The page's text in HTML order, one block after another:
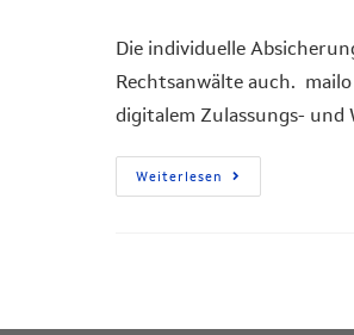
Die individuelle
Rechtsanwälte auch.
digitalem Zulassungs- und
Weiterlesen